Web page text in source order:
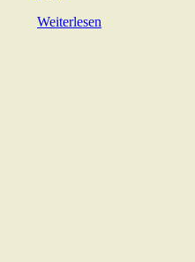
Weiterlesen